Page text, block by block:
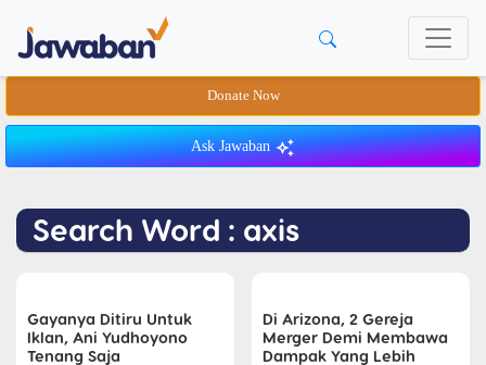
Donate Now
Ask Jawaban
Search Word : axis
Gayanya Ditiru Untuk
Iklan, Ani Yudhoyono
Tenang Saja
Di Arizona, 2 Gereja
Merger Demi Membawa
Dampak Yang Lebih